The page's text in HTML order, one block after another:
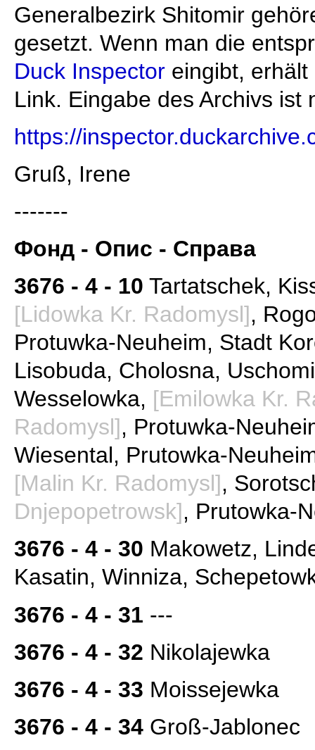
Generalbezirk Shitomir
gesetzt. Wenn man die
Duck Inspector eingibt,
Link. Eingabe des Archivs ist
https://
Gruß, Irene
-------
Фонд - Опис - Справа
3676 - 4 - 10 Tartatschek,
[Lidowka Kr. Radomysl],
Protuwka-Neuheim, Stadt
Lisobuda, Cholosna,
Wesselowka, [Emilowka Kr.
Radomysl], Protuwka-
Wiesental, Prutowka-
[Malin Kr. Radomysl],
Dnjepopetrowsk], Prutowka-
3676 - 4 - 30 Makowetz,
Kasatin, Winniza,
3676 - 4 - 31 ---
3676 - 4 - 32 Nikolajewka
3676 - 4 - 33 Moissejewka
3676 - 4 - 34 Groß-Jablonec